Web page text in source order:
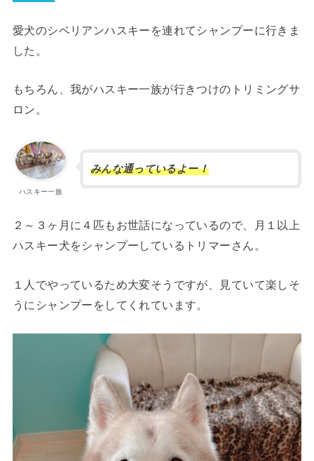
愛犬のシベリアンハスキーを連れてシャンプーに行きま
した。
もちろん、我がハスキー一族が行きつけのトリミングサ
ロン。
ハスキー一族
みんな通っているよー！
２～３ヶ月に４匹もお世話になっているので、月１以上
ハスキー犬をシャンプーしているトリマーさん。
１人でやっているため大変そうですが、見ていて楽しそ
うにシャンプーをしてくれています。